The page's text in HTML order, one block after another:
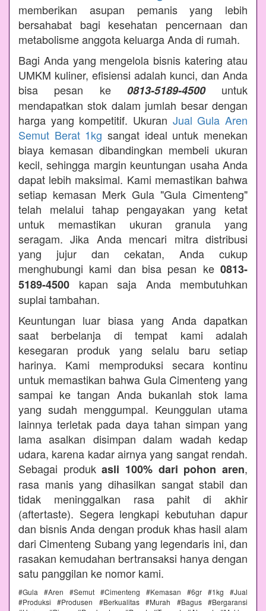
memberikan asupan pemanis yang lebih
bersahabat bagi kesehatan pencernaan dan
metabolisme anggota keluarga Anda di rumah.
Bagi Anda yang mengelola bisnis katering atau
UMKM kuliner, efisiensi adalah kunci, dan Anda
bisa pesan ke 0813-5189-4500untuk
mendapatkan stok dalam jumlah besar dengan
harga yang kompetitif. Ukuran Jual Gula Aren
Semut Berat 1kg sangat ideal untuk menekan
biaya kemasan dibandingkan membeli ukuran
kecil, sehingga margin keuntungan usaha Anda
dapat lebih maksimal. Kami memastikan bahwa
setiap kemasan Merk Gula "Gula Cimenteng"
telah melalui tahap pengayakan yang ketat
untuk memastikan ukuran granula yang
seragam. Jika Anda mencari mitra distribusi
yang jujur dan cekatan, Anda cukup
menghubungi kami dan bisa pesan ke 0813-
5189-4500 kapan saja Anda membutuhkan
suplai tambahan.
Keuntungan luar biasa yang Anda dapatkan
saat berbelanja di tempat kami adalah
kesegaran produk yang selalu baru setiap
harinya. Kami memproduksi secara kontinu
untuk memastikan bahwa Gula Cimenteng yang
sampai ke tangan Anda bukanlah stok lama
yang sudah menggumpal. Keunggulan utama
lainnya terletak pada daya tahan simpan yang
lama asalkan disimpan dalam wadah kedap
udara, karena kadar airnya yang sangat rendah.
Sebagai produkasli 100% dari pohon aren,
rasa manis yang dihasilkan sangat stabil dan
tidak meninggalkan rasa pahit di akhir
(aftertaste). Segera lengkapi kebutuhan dapur
dan bisnis Anda dengan produk khas hasil alam
dari Cimenteng Subang yang legendaris ini, dan
rasakan kemudahan bertransaksi hanya dengan
satu panggilan ke nomor kami.
#Gula #Aren #Semut #Cimenteng #Kemasan #6gr #1kg #Jual
#Produksi #Produsen #Berkualitas #Murah #Bagus #Bergaransi